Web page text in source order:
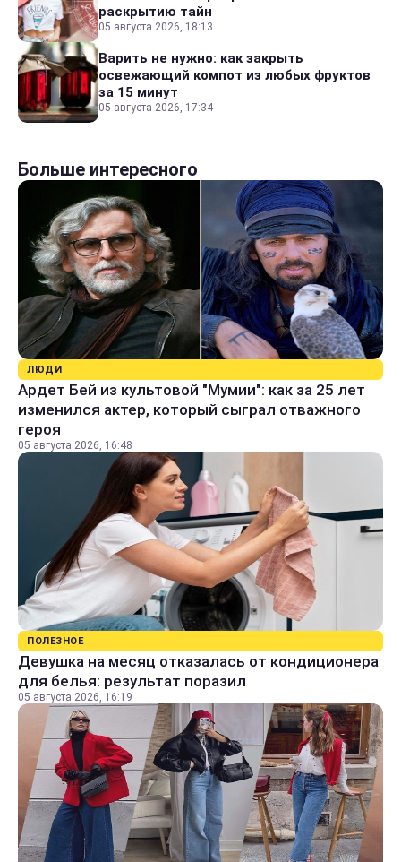
раскрытию тайн
05 августа 2026, 18:13
Варить не нужно: как закрыть
освежающий компот из любых фруктов
за 15 минут
05 августа 2026, 17:34
Больше интересного
ЛЮДИ
Ардет Бей из культовой "Мумии": как за 25 лет
изменился актер, который сыграл отважного
героя
05 августа 2026, 16:48
ПОЛЕЗНОЕ
Девушка на месяц отказалась от кондиционера
для белья: результат поразил
05 августа 2026, 16:19